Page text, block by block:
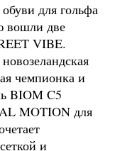
для гольфа
вошли две
VIBE.
чемпионка и
BIOM C5
MOTION для
и